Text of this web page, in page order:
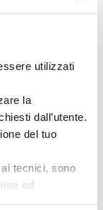
utilizzati
la
dall’utente.
del tuo
tecnici, sono
ed